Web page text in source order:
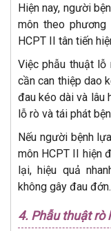
Hiện nay, người
môn theo phương
HCPT II tân tiến
Việc phẫu thuật lỗ
cần can thiệp dao
đau kéo dài và lâu
lỗ rò và tái phát
Nếu người bệnh
môn HCPT II hiện
lại, hiệu quả
không gây đau đớn.
4. Phẫu thuật rò